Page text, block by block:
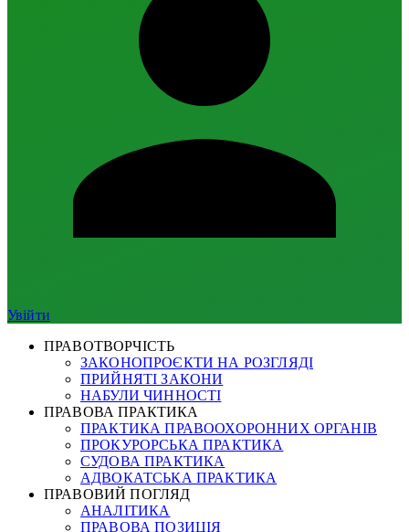
Увійти
ПРАВОТВОРЧІСТЬ
ЗАКОНОПРОЄКТИ НА РОЗГЛЯДІ
ПРИЙНЯТІ ЗАКОНИ
НАБУЛИ ЧИННОСТІ
ПРАВОВА ПРАКТИКА
ПРАКТИКА ПРАВООХОРОННИХ ОРГАНІВ
ПРОКУРОРСЬКА ПРАКТИКА
СУДОВА ПРАКТИКА
АДВОКАТСЬКА ПРАКТИКА
ПРАВОВИЙ ПОГЛЯД
АНАЛІТИКА
ПРАВОВА ПОЗИЦІЯ